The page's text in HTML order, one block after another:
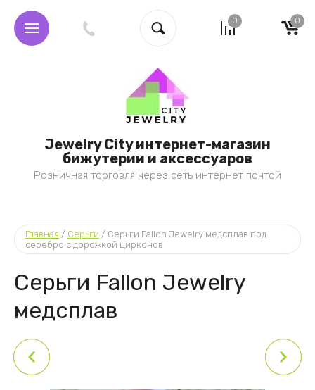
0 0
Jewelry City интернет-магазин
бижутерии и аксессуаров
Розничная торговля через сеть интернет почтой
Главная / Серьги / Серьги Fallon Jewelry медсплав под
серебро с дорожкой цирконов
Серьги Fallon Jewelry
медсплав